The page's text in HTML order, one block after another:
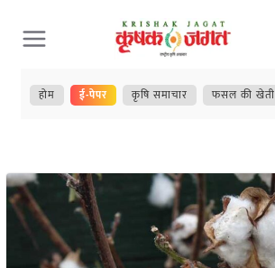
Skip
to
content
होम ई-पेपर कृषि समाचार फसल की खेती